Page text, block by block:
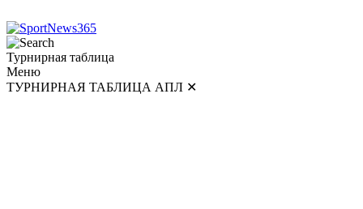
Турнирная таблица
Меню
ТУРНИРНАЯ ТАБЛИЦА АПЛ ✕